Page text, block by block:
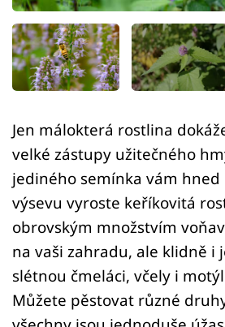
Sledujte nás
Jen málokterá rostlina
velké zástupy užitečného
jediného semínka vám
výsevu vyroste keříkovitá
obrovským množstvím
na vaši zahradu, ale klidně i
slétnou čmeláci, včely i
Můžete pěstovat různé